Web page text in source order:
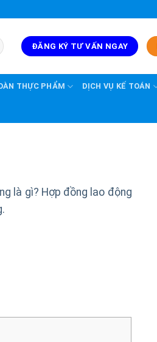
ĐĂNG KÝ TƯ VẤN NGAY
THỰC PHẨM DỊCH VỤ KẾ TOÁN
là gì? Hợp đồng lao động